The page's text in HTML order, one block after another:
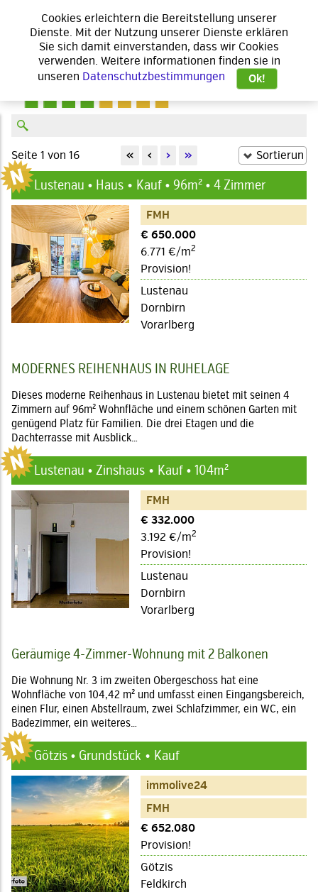
Seite 1 von 16 « ‹ › »
Lustenau • Haus Kauf • 96m² • 4 Zimmer
FMH
€ 650.000
6.771 €/m2
Provision!
Lustenau
Dornbirn
Vorarlberg
MODERNES REIHENHAUS IN RUHELAGE
Dieses moderne Reihenhaus in Lustenau bietet mit seinen 4
Zimmern auf 96m² Wohnfläche und einem schönen Garten mit
genügend Platz für Familien. Die drei Etagen und die
Dachterrasse mit Ausblick…
Lustenau • Zinshaus Kauf • 104m²
FMH
€ 332.000
3.192 €/m2
Provision!
Lustenau
Dornbirn
Vorarlberg
Geräumige 4-Zimmer-Wohnung mit 2 Balkonen
Die Wohnung Nr. 3 im zweiten Obergeschoss hat eine
Wohnfläche von 104,42 m² und umfasst einen Eingangsbereich,
einen Flur, einen Abstellraum, zwei Schlafzimmer, ein WC, ein
Badezimmer, ein weiteres…
Götzis • Grundstück Kauf
immolive24
FMH
€ 652.080
Provision!
Götzis
Feldkirch
Cookies erleichtern die Bereitstellung unserer
Dienste. Mit der Nutzung unserer Dienste erklären
Sie sich damit einverstanden, dass wir Cookies
verwenden. Weitere informationen finden sie in
unseren Datenschutzbestimmungen Ok!